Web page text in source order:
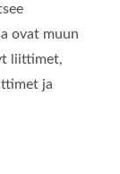
ovat muun
liittimet,
ja